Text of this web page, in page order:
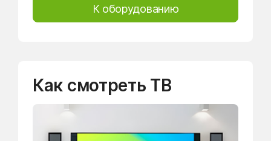
К оборудованию
Как смотреть ТВ